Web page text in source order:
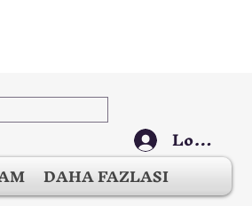
DAHA FAZLASI
Log In